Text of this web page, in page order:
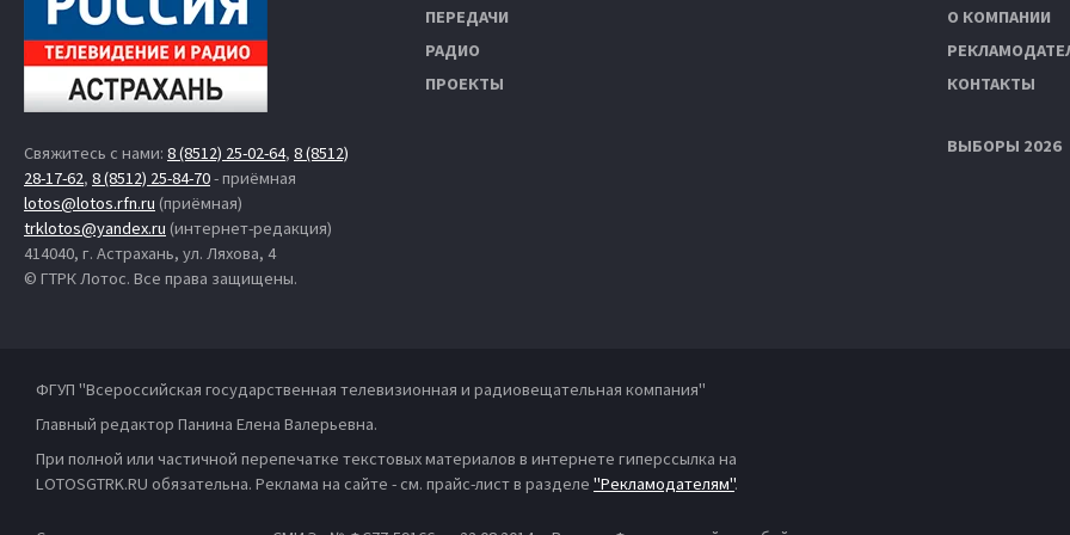
Свяжитесь с нами: 8 (8512) 25-02-64, 8 (8512)
28-17-62, 8 (8512) 25-84-70- приёмная
lotos@lotos.rfn.ru (приёмная)
trklotos@yandex.ru (интернет-редакция)
414040, г. Астрахань, ул. Ляхова, 4
© ГТРК Лотос. Все права защищены.
ПЕРЕДАЧИ
РАДИО
ПРОЕКТЫ
О КОМПАНИИ
КОНТАКТЫ
ВЫБОРЫ 2026
ФГУП "Всероссийская государственная телевизионная и радиовещательная компания"
Главный редактор Панина Елена Валерьевна.
При полной или частичной перепечатке текстовых материалов в интернете гиперссылка на
LOTOSGTRK.RU обязательна. Реклама на сайте - см. прайс-лист в разделе "Рекламодателям".